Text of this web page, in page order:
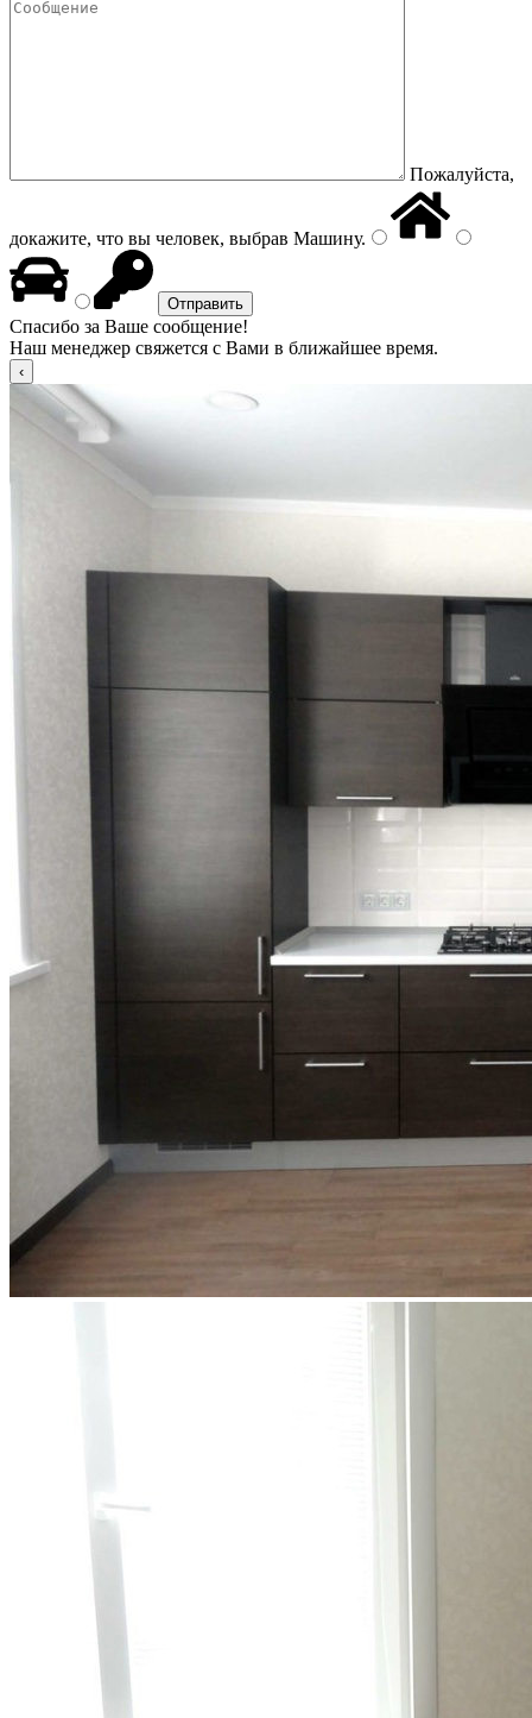
Пожалуйста,
докажите, что вы человек, выбрав Машину.
Спасибо за Ваше сообщение!
Наш менеджер свяжется с Вами в ближайшее время.